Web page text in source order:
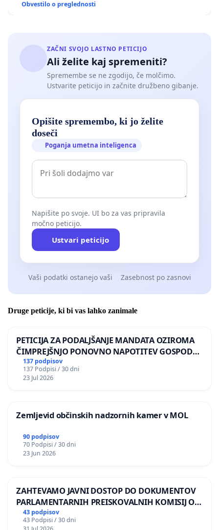
Obvestilo o preglednosti
ZAČNI SVOJO LASTNO PETICIJO
Ali želite kaj spremeniti?
Spremembe se ne zgodijo, če molčimo.
Ustvarite peticijo in začnite družbeno gibanje.
Opišite spremembo, ki jo želite
doseči
Poganja umetna inteligenca
Napišite po svoje. UI bo za vas pripravila
močno peticijo.
Ustvari peticijo
Vaši podatki ostanejo vaši Zasebnost po zasnovi
Druge peticije, ki bi vas lahko zanimale
PETICIJA ZA PODALJŠANJE MANDATA OZIROMA
ČIMPREJŠNJO PONOVNO NAPOTITEV GOSPODA
BERNARDA ŠRAJNERJA NA VELEPOSLANIŠTVO
REPUBLIKE SLOVENIJE V MOSKVI
137 podpisov
137 Podpisi / 30 dni
23 Jul 2026
Zemljevid občinskih nadzornih kamer v MOL
90 podpisov
70 Podpisi / 30 dni
23 Jun 2026
ZAHTEVAMO JAVNI DOSTOP DO DOKUMENTOV
PARLAMENTARNIH PREISKOVALNIH KOMISIJ O
ILEGALNI TRGOVINI Z OROŽJEM
43 podpisov
43 Podpisi / 30 dni